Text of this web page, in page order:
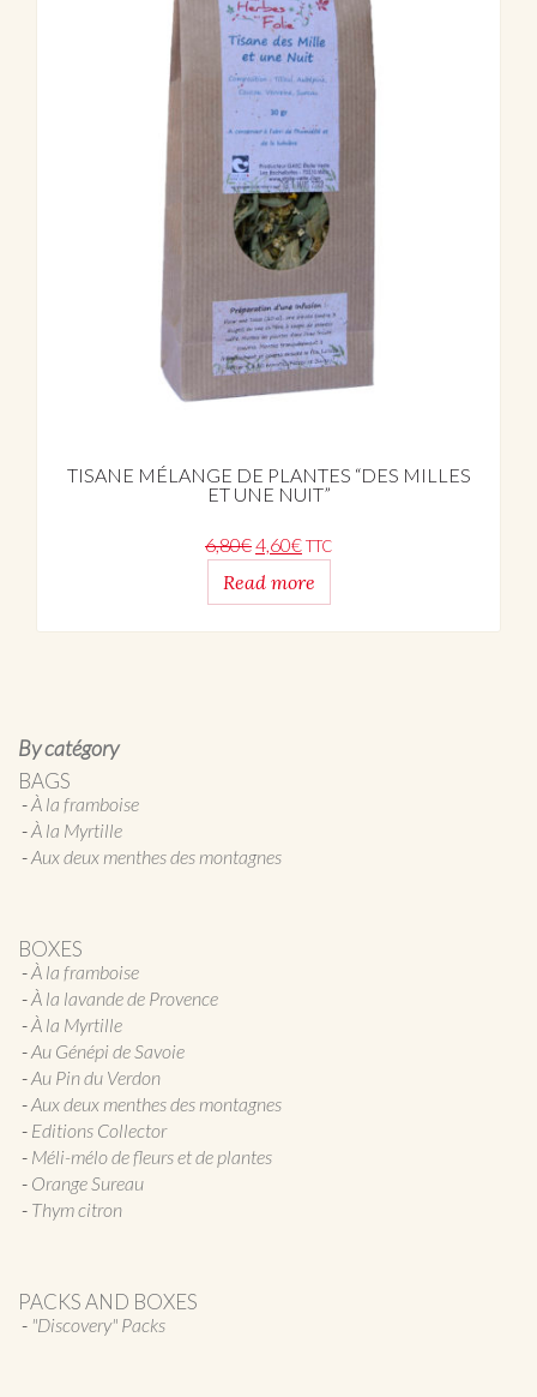
By catégory
BAGS
À la framboise
À la Myrtille
Aux deux menthes des montagnes
BOXES
À la framboise
À la lavande de Provence
À la Myrtille
Au Génépi de Savoie
Au Pin du Verdon
Aux deux menthes des montagnes
Editions Collector
Méli-mélo de fleurs et de plantes
Orange Sureau
Thym citron
PACKS AND BOXES
"Discovery" Packs
TISANE MÉLANGE DE PLANTES “DES MILLES
ET UNE NUIT”
6,80€Original price was: 6,80€.
4,60€Current price is: 4,60€.
TTC
Read more